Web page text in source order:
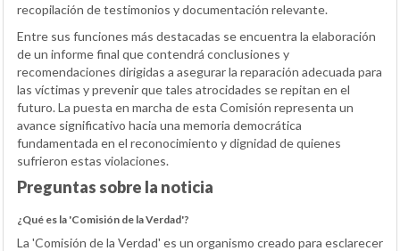
recopilación de testimonios y documentación relevante.
Entre sus funciones más destacadas se encuentra la elaboración
de un informe final que contendrá conclusiones y
recomendaciones dirigidas a asegurar la reparación adecuada para
las víctimas y prevenir que tales atrocidades se repitan en el
futuro. La puesta en marcha de esta Comisión representa un
avance significativo hacia una memoria democrática
fundamentada en el reconocimiento y dignidad de quienes
sufrieron estas violaciones.
Preguntas sobre la noticia
¿Qué es la 'Comisión de la Verdad'?
La 'Comisión de la Verdad' es un organismo creado para esclarecer